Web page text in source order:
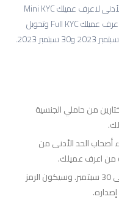
جميع العملاء من دولة نيبال من أصحاب الحد الأدنى لاعرف عميلك Mini KYC
والذين يقومون بالترقية إلى الحالة الكاملة من اعرف عميلك Full KYC وتحويل
من حاملي الجنسية
الحد الأدنى من
من اعرف عميلك.
تمتد فترة الحملة الترويجية من 7 سبتمبر إلى 30 سبتمبر. وسيكون الرمز